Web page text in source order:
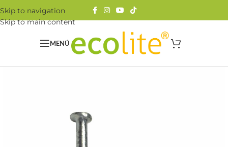
Skip to navigation
Skip to main content
MENÚ